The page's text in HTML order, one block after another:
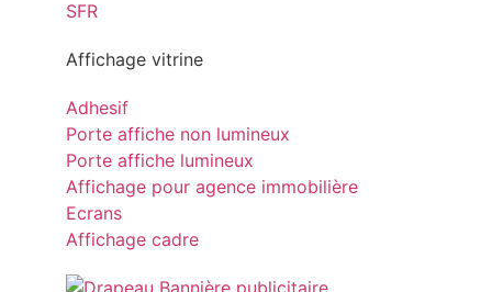
Affichage vitrine
Adhesif
Porte affiche non lumineux
Porte affiche lumineux
Affichage pour agence immobilière
Ecrans
Affichage cadre